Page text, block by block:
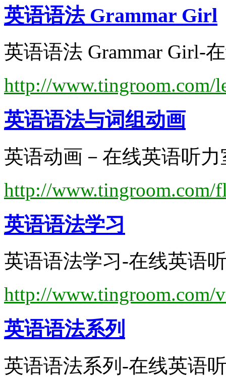
英语语法Grammar Girl
英语语法 Grammar Girl-
http://www.tingroom.com/
英语语法与词组动画
英语动画－在线英语听力
http://www.tingroom.com/
英语语法学习
英语语法学习-在线英语
http://www.tingroom.com/
英语语法系列
英语语法系列-在线英语